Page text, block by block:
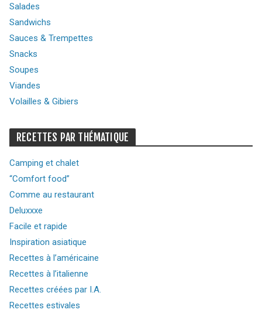
Salades
Sandwichs
Sauces & Trempettes
Snacks
Soupes
Viandes
Volailles & Gibiers
RECETTES PAR THÉMATIQUE
Camping et chalet
“Comfort food”
Comme au restaurant
Deluxxxe
Facile et rapide
Inspiration asiatique
Recettes à l’américaine
Recettes à l’italienne
Recettes créées par I.A.
Recettes estivales